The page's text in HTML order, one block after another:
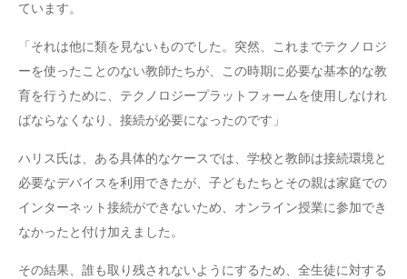
ています。
「それは他に類を見ないものでした。突然、これまでテクノロジ
ーを使ったことのない教師たちが、この時期に必要な基本的な教
育を行うために、テクノロジープラットフォームを使用しなけれ
ばならなくなり、接続が必要になったのです」
ハリス氏は、ある具体的なケースでは、学校と教師は接続環境と
必要なデバイスを利用できたが、子どもたちとその親は家庭での
インターネット接続ができないため、オンライン授業に参加でき
なかったと付け加えました。
その結果、誰も取り残されないようにするため、全生徒に対する